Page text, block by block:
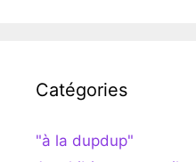
Catégories
"à la dupdup"